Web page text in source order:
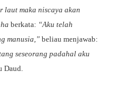
laut maka niscaya akan
berkata: “Aku telah
manusia,” beliau menjawab:
seseorang padahal aku
Daud.